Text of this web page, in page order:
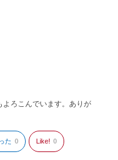
ろこんでいます。ありが
た 0 Like! 0